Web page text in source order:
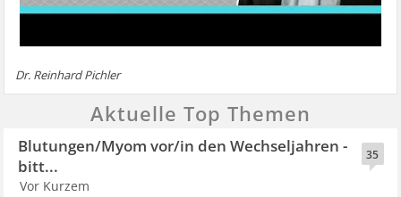
Dr. Reinhard Pichler
Aktuelle Top Themen
35
Blutungen/Myom vor/in den Wechseljahren -
bitt...
Vor Kurzem